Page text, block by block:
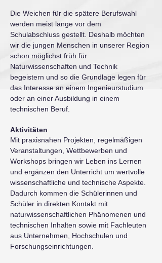
Die Weichen für die spätere Berufswahl
werden meist lange vor dem
Schulabschluss gestellt. Deshalb möchten
wir die jungen Menschen in unserer Region
schon möglichst früh für
Naturwissenschaften und Technik
begeistern und so die Grundlage legen für
das Interesse an einem Ingenieurstudium
oder an einer Ausbildung in einem
technischen Beruf.
Aktivitäten
Mit praxisnahen Projekten, regelmäßigen
Veranstaltungen, Wettbewerben und
Workshops bringen wir Leben ins Lernen
und ergänzen den Unterricht um wertvolle
wissenschaftliche und technische Aspekte.
Dadurch kommen die Schülerinnen und
Schüler in direkten Kontakt mit
naturwissenschaftlichen Phänomenen und
technischen Inhalten sowie mit Fachleuten
aus Unternehmen, Hochschulen und
Forschungseinrichtungen.